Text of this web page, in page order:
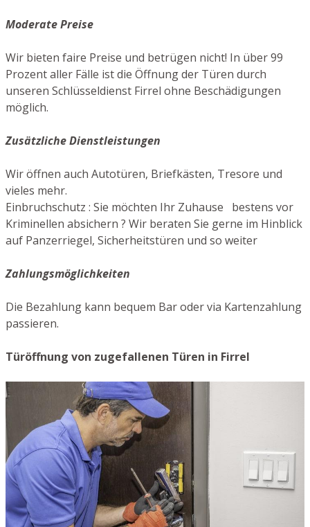
Moderate Preise
Wir bieten faire Preise und betrügen nicht! In über 99
Prozent aller Fälle ist die Öffnung der Türen durch
unseren Schlüsseldienst Firrel ohne Beschädigungen
möglich.
Zusätzliche Dienstleistungen
Wir öffnen auch Autotüren, Briefkästen, Tresore und
vieles mehr.
Einbruchschutz : Sie möchten Ihr Zuhause bestens vor
Kriminellen absichern ? Wir beraten Sie gerne im Hinblick
auf Panzerriegel, Sicherheitstüren und so weiter
Zahlungsmöglichkeiten
Die Bezahlung kann bequem Bar oder via Kartenzahlung
passieren.
Türöffnung von zugefallenen Türen in Firrel